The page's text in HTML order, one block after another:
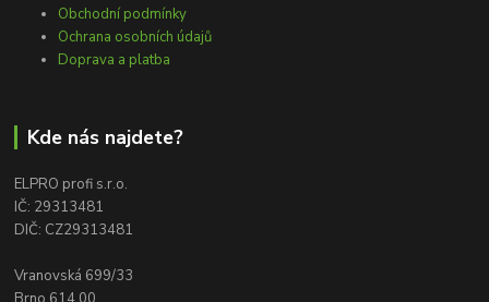
Obchodní podmínky
Ochrana osobních údajů
Doprava a platba
Kde nás najdete?
ELPRO profi s.r.o.
IČ: 29313481
DIČ: CZ29313481
Vranovská 699/33